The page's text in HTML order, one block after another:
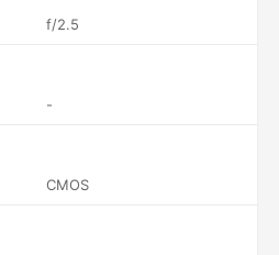
f/2.5
-
CMOS